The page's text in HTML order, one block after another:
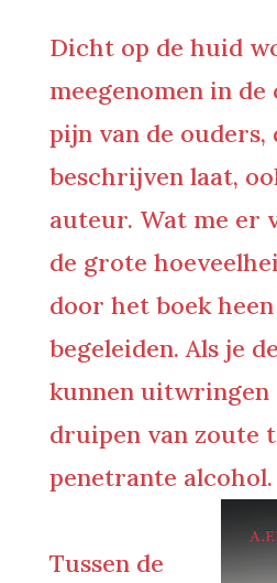
Dicht op de huid
meegenomen in
pijn van de
beschrijven laat,
auteur. Wat me er
de grote
door het boek
begeleiden. Als je
kunnen uitwringen
druipen van zoute
penetrante alcohol.
Tussen de